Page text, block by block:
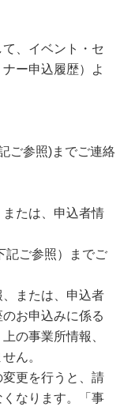
て、イベント・セ
ー申込履歴）よ
ご参照)までご連絡
たは、申込者情
記ご参照）までご
または、申込者
お申込みに係る
の事業所情報、
ん。
更を行うと、請
なります。「事